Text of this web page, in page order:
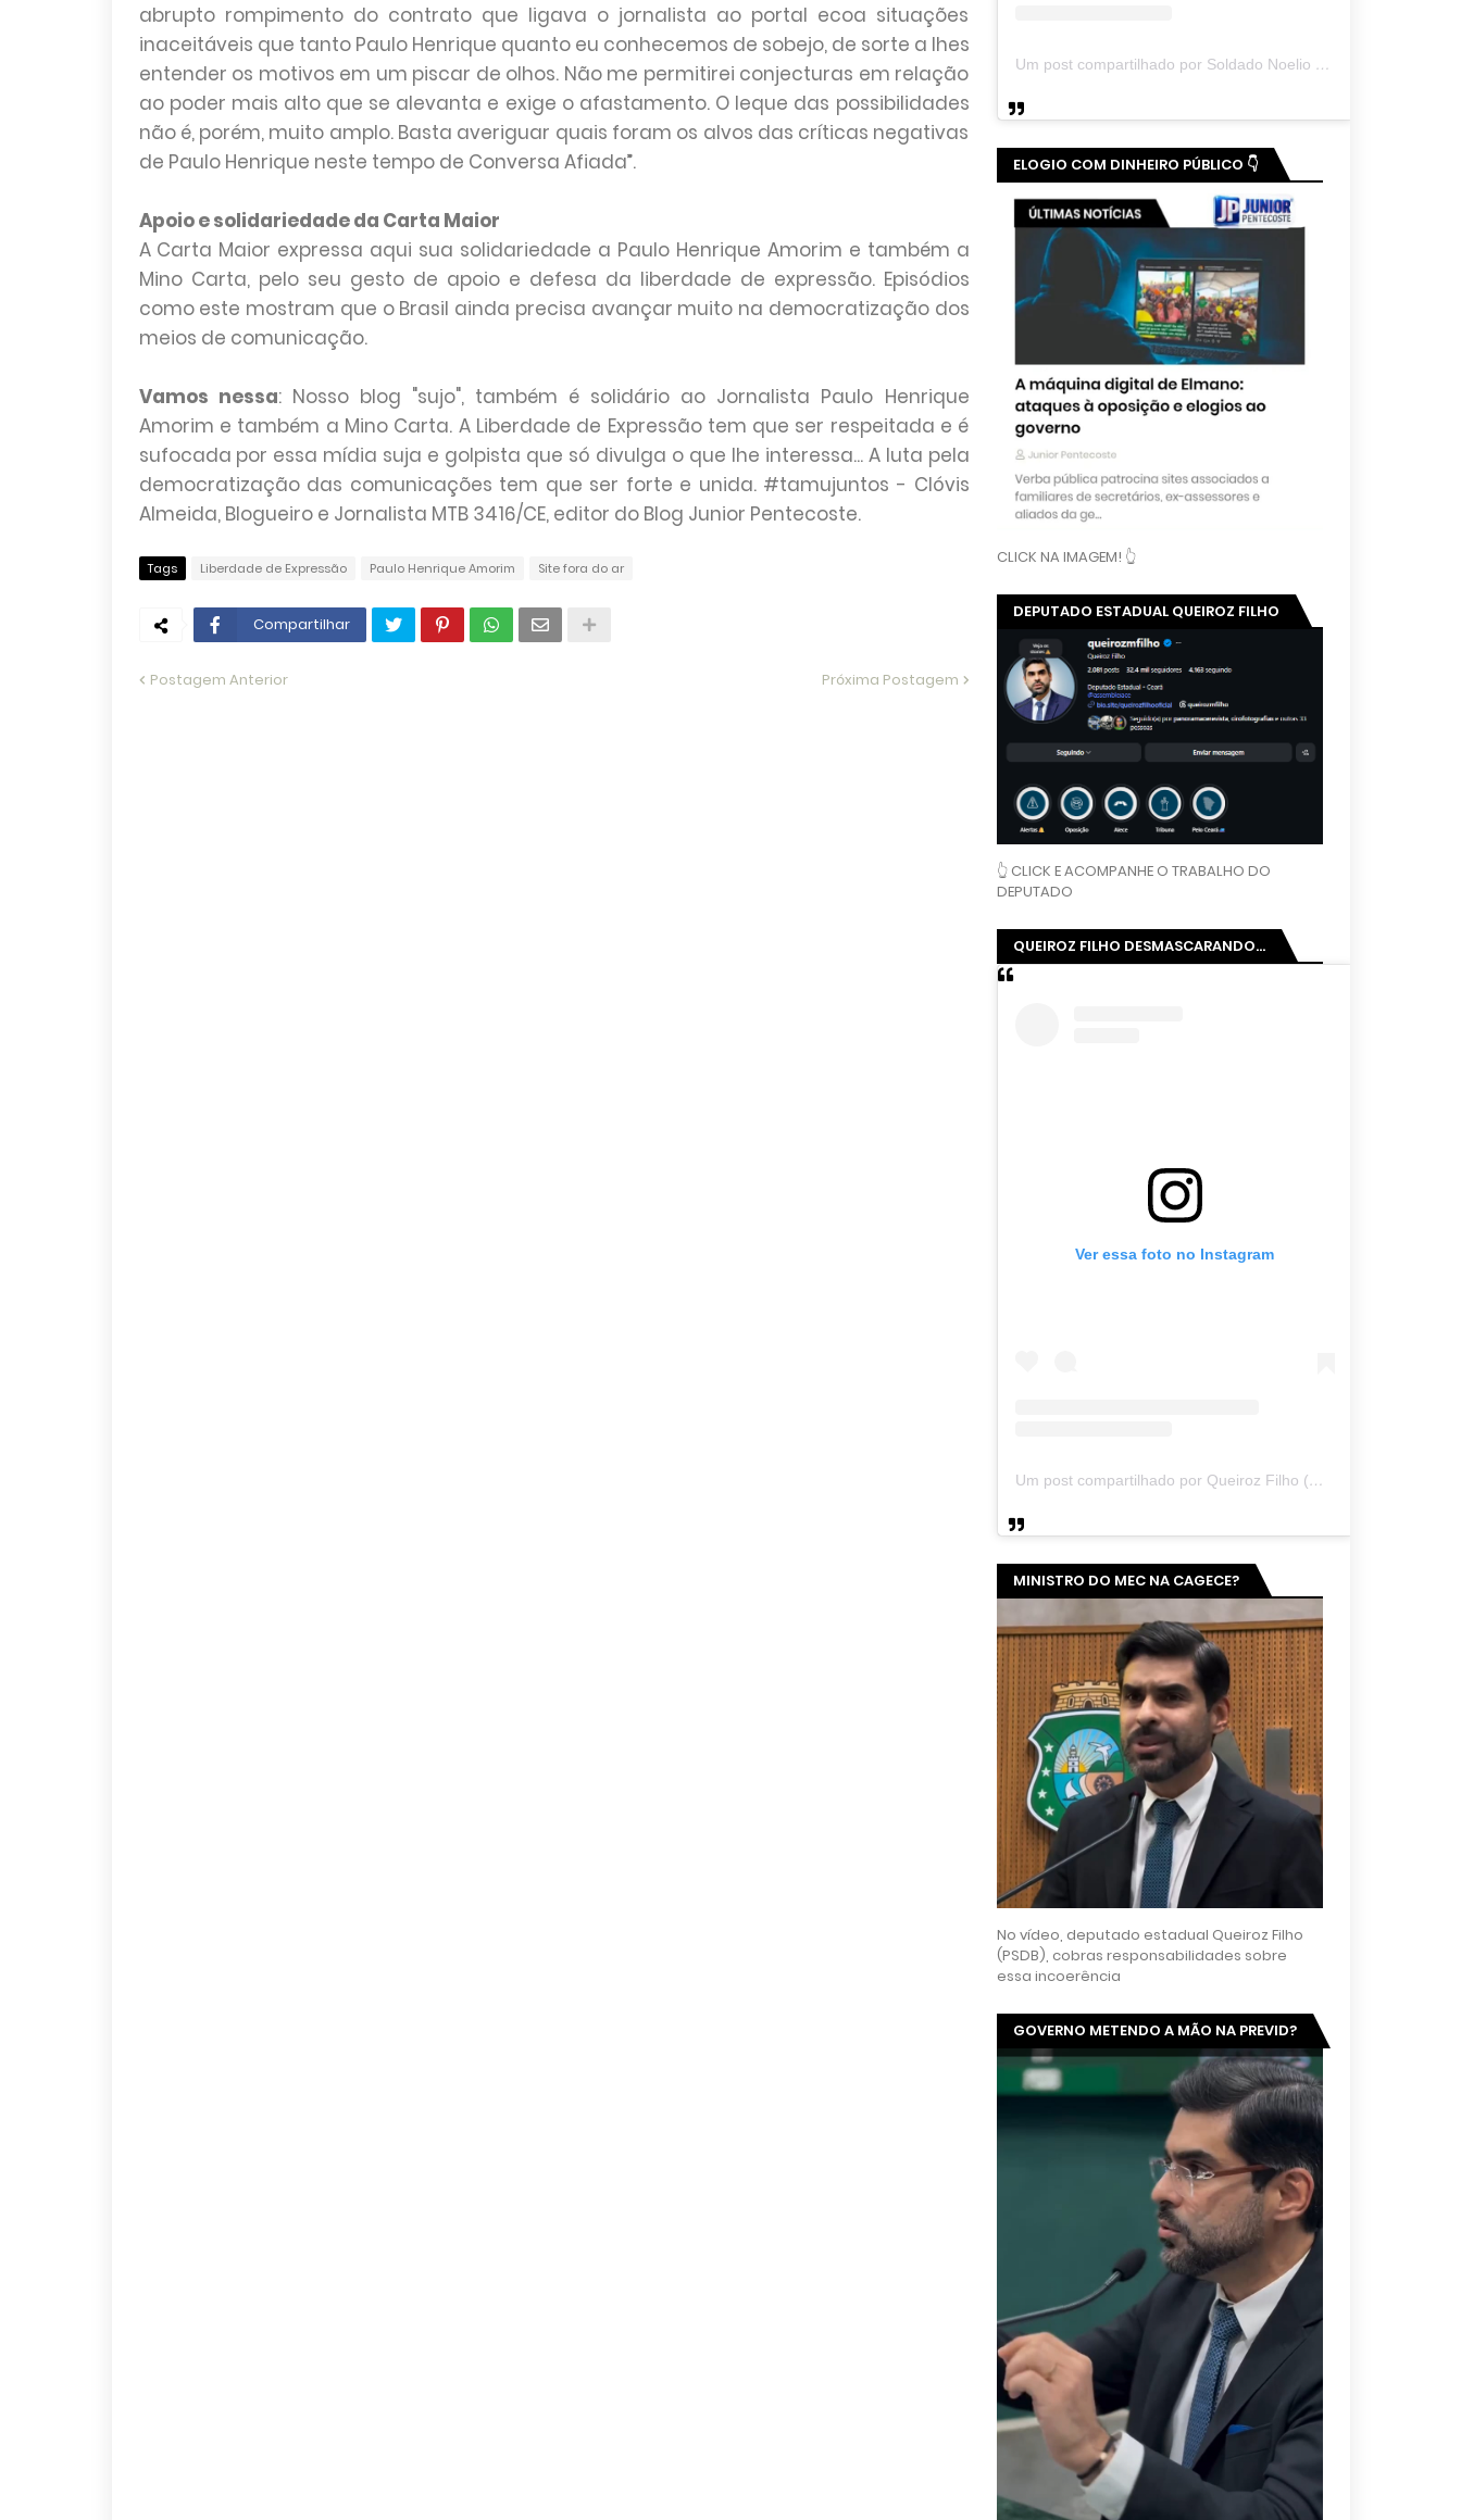
abrupto rompimento do contrato que ligava o jornalista ao portal ecoa situações
inaceitáveis que tanto Paulo Henrique quanto eu conhecemos de sobejo, de sorte a lhes
entender os motivos em um piscar de olhos. Não me permitirei conjecturas em relação
ao poder mais alto que se alevanta e exige o afastamento. O leque das possibilidades
não é, porém, muito amplo. Basta averiguar quais foram os alvos das críticas negativas
de Paulo Henrique neste tempo de Conversa Afiada”.
Apoio e solidariedade da Carta Maior
A Carta Maior expressa aqui sua solidariedade a Paulo Henrique Amorim e também a
Mino Carta, pelo seu gesto de apoio e defesa da liberdade de expressão. Episódios
como este mostram que o Brasil ainda precisa avançar muito na democratização dos
meios de comunicação.
Vamos nessa: Nosso blog "sujo", também é solidário ao Jornalista Paulo Henrique
Amorim e também a Mino Carta. A Liberdade de Expressão tem que ser respeitada e é
sufocada por essa mídia suja e golpista que só divulga o que lhe interessa... A luta pela
democratização das comunicações tem que ser forte e unida. #tamujuntos - Clóvis
Almeida, Blogueiro e Jornalista MTB 3416/CE, editor do Blog Junior Pentecoste.
Tags Liberdade de Expressão Paulo Henrique Amorim Site fora do ar
Compartilhar
Postagem Anterior Próxima Postagem
Um post compartilhado por Soldado Noelio (@soldadonoelio)
ELOGIO COM DINHEIRO PÚBLICO 👇
CLICK NA IMAGEM! 👆
DEPUTADO ESTADUAL QUEIROZ FILHO
👆 CLICK E ACOMPANHE O TRABALHO DO
DEPUTADO
QUEIROZ FILHO DESMASCARANDO...
Ver essa foto no Instagram
Um post compartilhado por Queiroz Filho (@queirozmfilho)
MINISTRO DO MEC NA CAGECE?
No vídeo, deputado estadual Queiroz Filho
(PSDB), cobras responsabilidades sobre
essa incoerência
GOVERNO METENDO A MÃO NA PREVID?